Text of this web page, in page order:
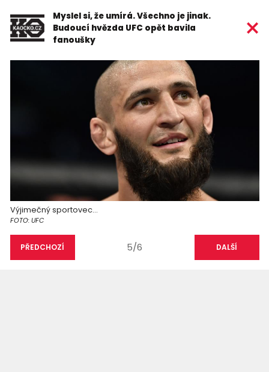
Myslel si, že umírá. Všechno je jinak.
Budoucí hvězda UFC opět bavila
fanoušky
Výjimečný sportovec...
FOTO: UFC
PŘEDCHOZÍ 5/6 DALŠÍ